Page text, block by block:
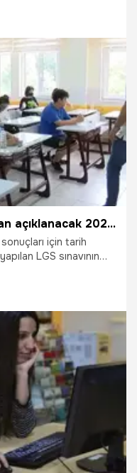
nasıl yapılır?
LGS sınav sonuçları ne zaman açıklanacak 2024, MEB LGS tercihleri ne zaman başlıyor 2024?
için tarih
LGS sınavının